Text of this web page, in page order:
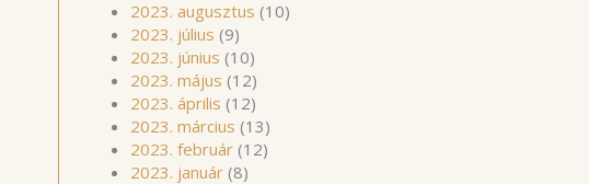
2023. augusztus (10)
2023. július (9)
2023. június (10)
2023. május (12)
2023. április (12)
2023. március (13)
2023. február(12)
2023. január(8)